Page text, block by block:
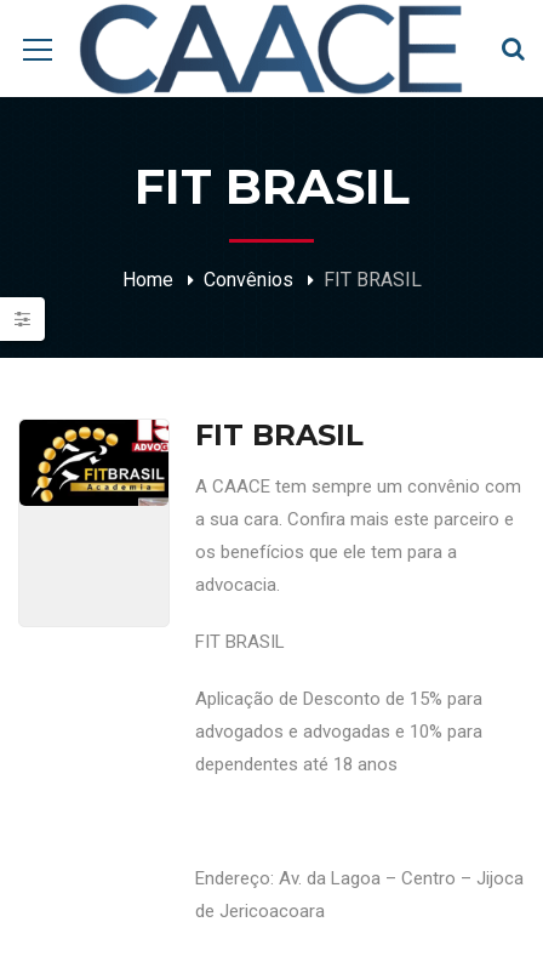
FIT BRASIL
Home Convênios FIT BRASIL
FIT BRASIL
A CAACE tem sempre um convênio com
a sua cara. Confira mais este parceiro e
os benefícios que ele tem para a
advocacia.
FIT BRASIL
Aplicação de Desconto de 15% para
advogados e advogadas e 10% para
dependentes até 18 anos
Endereço: Av. da Lagoa – Centro – Jijoca
de Jericoacoara